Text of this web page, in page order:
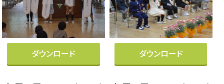
ダウンロード ダウンロード